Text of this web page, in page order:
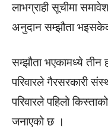
लाभग्राही सूचीमा
अनुदान सम्झौता
सम्झौता भएकामध्ये
परिवारले गैरसरकारी
परिवारले पहिलो
जनाएको छ ।